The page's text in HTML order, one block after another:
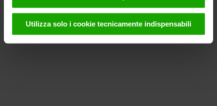
"Accetta", l'utente accetta che i cookie possano essere
Questi dati verranno trasmessi solo in forma
Utilizza solo i cookie tecnicamente indispensabili